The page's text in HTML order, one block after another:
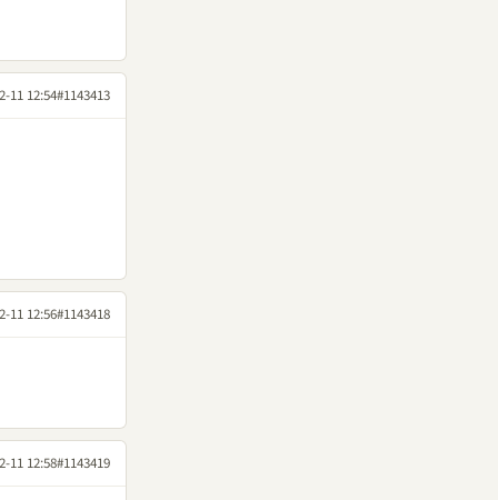
11 12:54#1143413
11 12:56#1143418
11 12:58#1143419